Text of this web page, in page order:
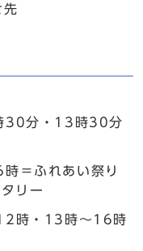
先
30分・13時30分
＝ふれあい祭り
リー
時・13時～16時